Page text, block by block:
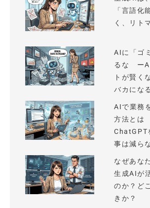
「言語化
く、リト
AIに「ゴ
るな ー
トが賢く
バカにな
AIで業務
方法とは
ChatGPT
事は減ら
なぜあな
生成AIが
のか？ど
きか？